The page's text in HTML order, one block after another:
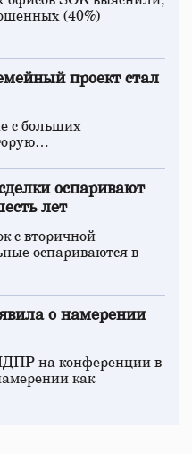
(40%)
проект стал
с больших
оспаривают
лет
с вторичной
оспариваются в
о намерении
на конференции в
как